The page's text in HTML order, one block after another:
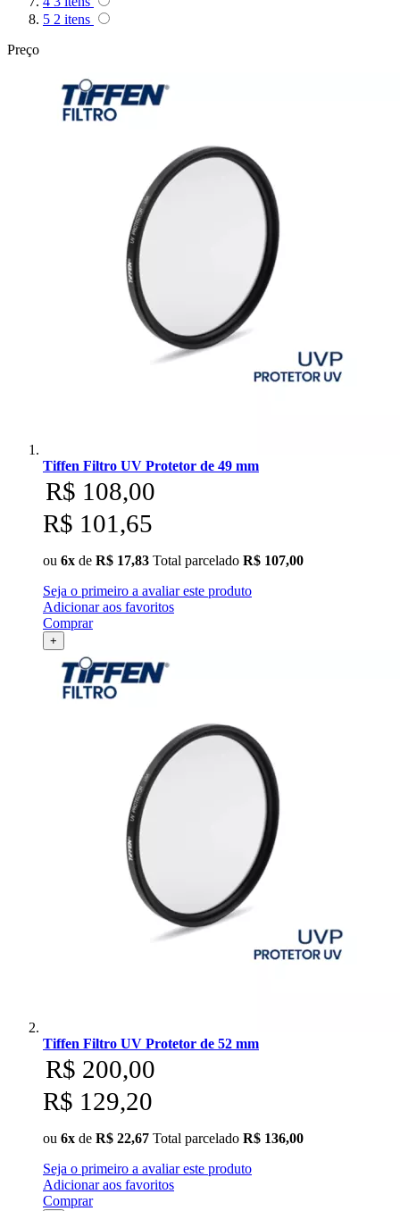
Superior
SYD
Visico
Waywel
Zhiyun
ZIFON
ZSYB
5 2 itens
Preço
Tiffen Filtro UV Protetor de 49 mm
R$ 108,00
R$ 101,65
ou 6x de R$ 17,83 Total parcelado R$ 107,00
Seja o primeiro a avaliar este produto
Adicionar aos favoritos
Comprar
+
Tiffen Filtro UV Protetor de 52 mm
R$ 200,00
R$ 129,20
ou 6x de R$ 22,67 Total parcelado R$ 136,00
Seja o primeiro a avaliar este produto
Adicionar aos favoritos
Comprar